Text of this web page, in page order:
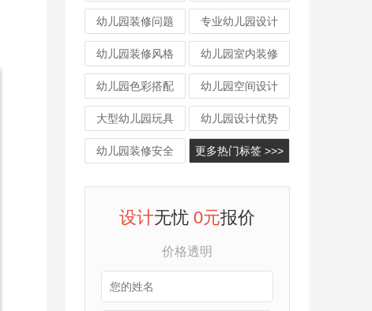
幼儿园装修问题 专业幼儿园设计
幼儿园装修风格 幼儿园室内装修
幼儿园色彩搭配 幼儿园空间设计
大型幼儿园玩具 幼儿园设计优势
幼儿园装修安全 更多热门标签 >>>
设计无忧0元报价
价格透明